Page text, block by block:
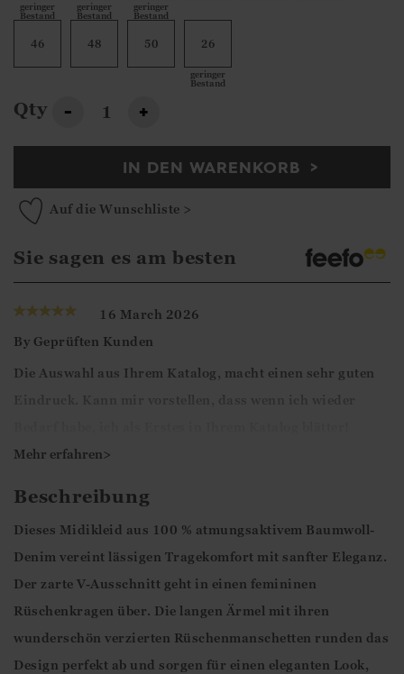
geringer
Bestand
geringer
Bestand
geringer
Bestand
46 48 50 26
geringer
Bestand
Qty - +
IN DEN WARENKORB
Auf die Wunschliste >
Sie sagen es am besten
16 March 2026
By Geprüften Kunden
Die Auswahl aus Ihrem Katalog, macht einen sehr guten
Mit freundlichen Grüßen CM
Liebe Kundin,
herzlichen Dank für die 5-Sterne Bewertung und das
positive Feedback.
Mit freundlichen Grüßen
Ismini
Mehr erfahren>
Beschreibung
Dieses Midikleid aus 100 % atmungsaktivem Baumwoll-
Denim vereint lässigen Tragekomfort mit sanfter Eleganz.
Der zarte V-Ausschnitt geht in einen femininen
Rüschenkragen über. Die langen Ärmel mit ihren
wunderschön verzierten Rüschenmanschetten runden das
Design perfekt ab und sorgen für einen eleganten Look,